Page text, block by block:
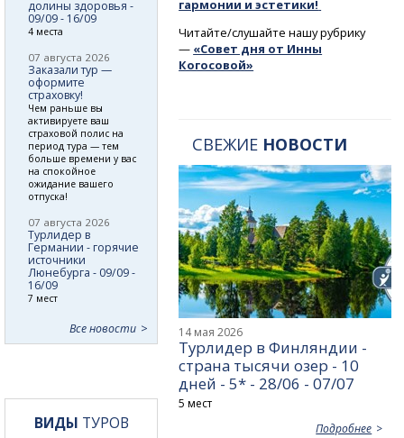
гармонии и эстетики!
Читайте/слушайте нашу рубрику
— «Совет дня от Инны
Когосовой»
СВЕЖИЕ НОВОСТИ
14 мая 2026
Турлидер в Финляндии -
страна тысячи озер - 10
дней - 5* - 28/06 - 07/07
5 мест
Подробнее
долины здоровья -
09/09 - 16/09
4 места
07 августа 2026
Заказали тур —
оформите
страховку!
Чем раньше вы
активируете ваш
страховой полис на
период тура — тем
больше времени у вас
на спокойное
ожидание вашего
отпуска!
07 августа 2026
Турлидер в
Германии - горячие
источники
Люнебурга - 09/09 -
16/09
7 мест
Все новости
ВИДЫ ТУРОВ